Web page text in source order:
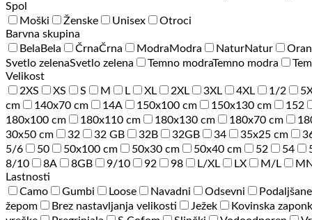
Spol
Moški
Ženske Unisex
Otroci
Barvna skupina
Bela Bela ČrnaČrna ModraModra NaturNatur
Svetlo zelenaSvetlo zelena Temno modraTemno modra
Velikost
2XS
XS S M L XL 2XL 3XL 4XL 1/2
cm
140x70 cm 14A 150x100 cm 150x130 cm 152
180x100 cm
180x110 cm 180x130 cm 180x70 cm
30x50 cm
32 32 GB 32B 32GB 34 35x25 cm
5/6
50 50x100 cm 50x30 cm 50x40 cm 52 54
8/10
8A 8GB 9/10 92 98 L/XL LX M/L MN
Lastnosti
Camo
Gumbi Loose Navadni Odsevni Podaljšane
žepom
Brez nastavljanja velikosti Ježek Kovinska